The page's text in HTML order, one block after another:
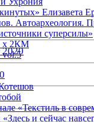
2020
Елизавета
Автоархеология.
суперсилы»
х 2КМ
«Текстиль в
и сейчас